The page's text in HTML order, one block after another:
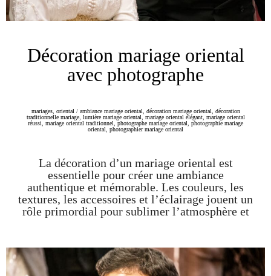
Décoration mariage oriental
avec photographe
mariages, oriental / ambiance mariage oriental décoration mariage oriental
décoration
traditionnelle mariage, lumière mariage oriental mariage oriental élégant, mariage oriental
réussi
mariage oriental traditionnel photographe mariage oriental
photographie mariage
oriental
photographier mariage oriental
La décoration d’un mariage oriental est
essentielle pour créer une ambiance
authentique et mémorable. Les couleurs, les
textures, les accessoires et l’éclairage jouent un
rôle primordial pour sublimer l’atmosphère et